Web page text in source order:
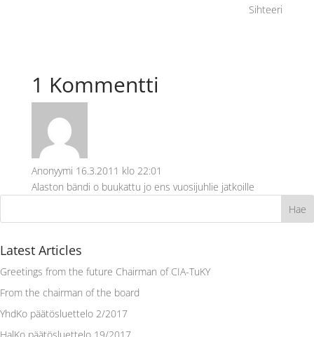
Sihteeri
1 Kommentti
Anonyymi 16.3.2011 klo 22:01
Alaston bändi o buukattu jo ens vuosijuhlie jatkoille
Latest Articles
Greetings from the future Chairman of CIA-TuKY
From the chairman of the board
YhdKo päätösluettelo 2/2017